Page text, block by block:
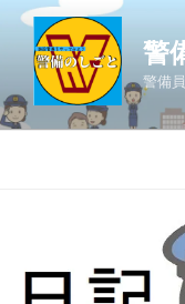
ン
ツ
警
警備